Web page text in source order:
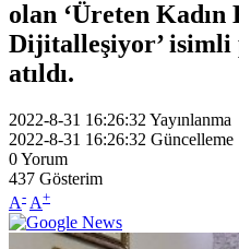
olan ‘Üreten
Dijitalleşiyor’
atıldı.
2022-8-31 16:26:32 Yayınlanma
2022-8-31 16:26:32 Güncelleme
0Yorum
437 Gösterim
A- A+